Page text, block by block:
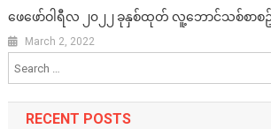
ဖေဖော်ဝါရီလ ၂၀၂၂ ခုနှစ်ထုတ် လူ့ဘောင်သစ်စာစ
March 2, 2022
RECENT POSTS